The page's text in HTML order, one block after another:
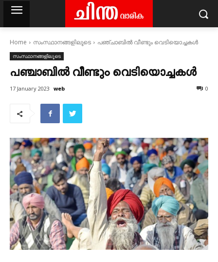
Home സംസ്ഥാനങ്ങളിലൂടെ പഞ്ചാബില്‍ വീണ്ടും വെടിയൊച്ചകള്‍
സംസ്ഥാനങ്ങളിലൂടെ
പഞ്ചാബില്‍ വീണ്ടും വെടിയൊച്ചകള്‍
17 January 2023 web 0